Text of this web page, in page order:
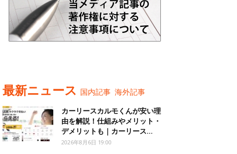
最新ニュース 国内記事 海外記事
カーリースカルモくんが安い理
由を解説！仕組みやメリット・
デメリットも｜カーリース...
2026年8月6日 19:00